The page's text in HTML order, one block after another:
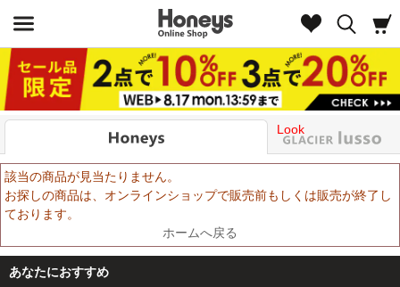
Look
該当の商品が見当たりません。
お探しの商品は、オンラインショップで販売前もしくは販売が終了し
ております。
ホームへ戻る
あなたにおすすめ